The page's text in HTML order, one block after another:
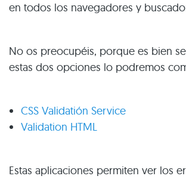
en todos los navegadores y
No os preocupéis, porque es bien
estas dos opciones lo podremos
CSS Validatión Service
Validation HTML
Estas aplicaciones permiten ver los